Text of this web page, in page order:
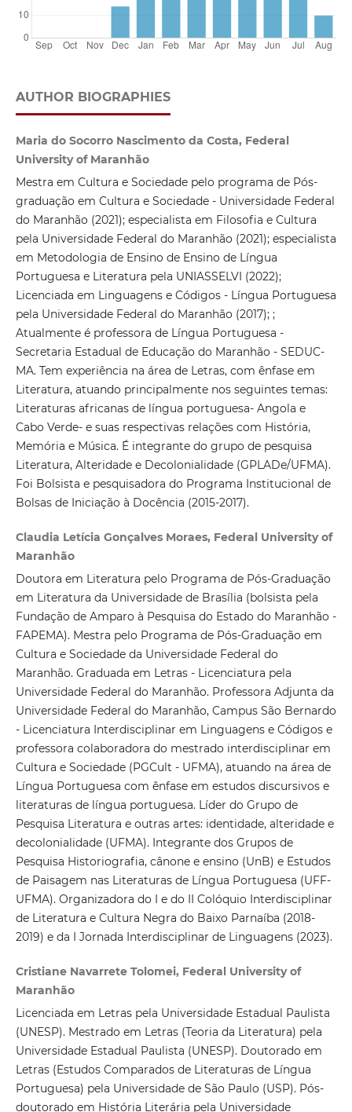
AUTHOR BIOGRAPHIES
Maria do Socorro Nascimento da Costa, Federal
University of Maranhão
Mestra em Cultura e Sociedade pelo programa de Pós-
graduação em Cultura e Sociedade - Universidade Federal
do Maranhão (2021); especialista em Filosofia e Cultura
pela Universidade Federal do Maranhão (2021); especialista
em Metodologia de Ensino de Ensino de Língua
Portuguesa e Literatura pela UNIASSELVI (2022);
Licenciada em Linguagens e Códigos - Língua Portuguesa
pela Universidade Federal do Maranhão (2017); ;
Atualmente é professora de Língua Portuguesa -
Secretaria Estadual de Educação do Maranhão - SEDUC-
MA. Tem experiência na área de Letras, com ênfase em
Literatura, atuando principalmente nos seguintes temas:
Literaturas africanas de língua portuguesa- Angola e
Cabo Verde- e suas respectivas relações com História,
Memória e Música. É integrante do grupo de pesquisa
Literatura, Alteridade e Decolonialidade (GPLADe/UFMA).
Foi Bolsista e pesquisadora do Programa Institucional de
Bolsas de Iniciação à Docência (2015-2017).
Claudia Letícia Gonçalves Moraes, Federal University of
Maranhão
Doutora em Literatura pelo Programa de Pós-Graduação
em Literatura da Universidade de Brasília (bolsista pela
Fundação de Amparo à Pesquisa do Estado do Maranhão -
FAPEMA). Mestra pelo Programa de Pós-Graduação em
Cultura e Sociedade da Universidade Federal do
Maranhão. Graduada em Letras - Licenciatura pela
Universidade Federal do Maranhão. Professora Adjunta da
Universidade Federal do Maranhão, Campus São Bernardo
- Licenciatura Interdisciplinar em Linguagens e Códigos e
professora colaboradora do mestrado interdisciplinar em
Cultura e Sociedade (PGCult - UFMA), atuando na área de
Língua Portuguesa com ênfase em estudos discursivos e
literaturas de língua portuguesa. Líder do Grupo de
Pesquisa Literatura e outras artes: identidade, alteridade e
decolonialidade (UFMA). Integrante dos Grupos de
Pesquisa Historiografia, cânone e ensino (UnB) e Estudos
de Paisagem nas Literaturas de Língua Portuguesa (UFF-
UFMA). Organizadora do I e do II Colóquio Interdisciplinar
de Literatura e Cultura Negra do Baixo Parnaíba (2018-
2019) e da I Jornada Interdisciplinar de Linguagens (2023).
Cristiane Navarrete Tolomei, Federal University of
Maranhão
Licenciada em Letras pela Universidade Estadual Paulista
(UNESP). Mestrado em Letras (Teoria da Literatura) pela
Universidade Estadual Paulista (UNESP). Doutorado em
Letras (Estudos Comparados de Literaturas de Língua
Portuguesa) pela Universidade de São Paulo (USP). Pós-
doutorado em História Literária pela Universidade